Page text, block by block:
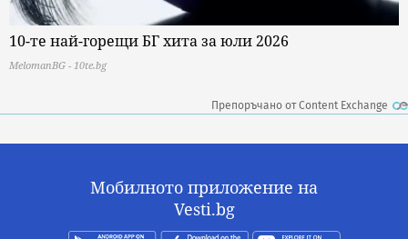
10-те най-горещи БГ хита за юли 2026
MelomanBG - 10te.bg
Препоръчано от Content Exchange
Мобилното приложение на
Vesti.bg